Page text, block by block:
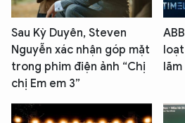
Sau Kỳ Duyên, Steven
Nguyễn xác nhận góp mặt
trong phim điện ảnh “Chị
chị Em em 3”